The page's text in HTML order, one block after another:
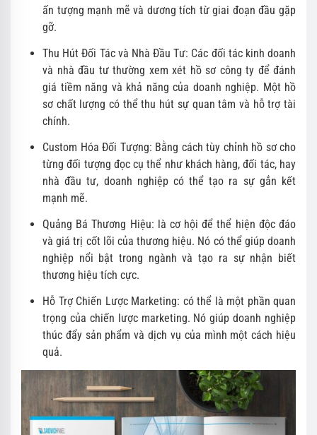
ấn tượng mạnh mẽ và dương tích từ giai đoạn đầu gặp
gỡ.
Thu Hút Đối Tác và Nhà Đầu Tư: Các đối tác kinh doanh
và nhà đầu tư thường xem xét hồ sơ công ty để đánh
giá tiềm năng và khả năng của doanh nghiệp. Một hồ
sơ chất lượng có thể thu hút sự quan tâm và hỗ trợ tài
chính.
Custom Hóa Đối Tượng: Bằng cách tùy chỉnh hồ sơ cho
từng đối tượng đọc cụ thể như khách hàng, đối tác, hay
nhà đầu tư, doanh nghiệp có thể tạo ra sự gắn kết
mạnh mẽ.
Quảng Bá Thương Hiệu: là cơ hội để thể hiện độc đáo
và giá trị cốt lõi của thương hiệu. Nó có thể giúp doanh
nghiệp nổi bật trong ngành và tạo ra sự nhận biết
thương hiệu tích cực.
Hỗ Trợ Chiến Lược Marketing: có thể là một phần quan
trọng của chiến lược marketing. Nó giúp doanh nghiệp
thúc đẩy sản phẩm và dịch vụ của mình một cách hiệu
quả.